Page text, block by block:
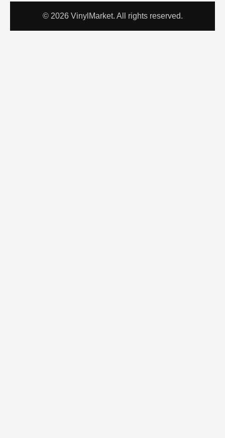
© 2026 VinylMarket. All rights reserved.